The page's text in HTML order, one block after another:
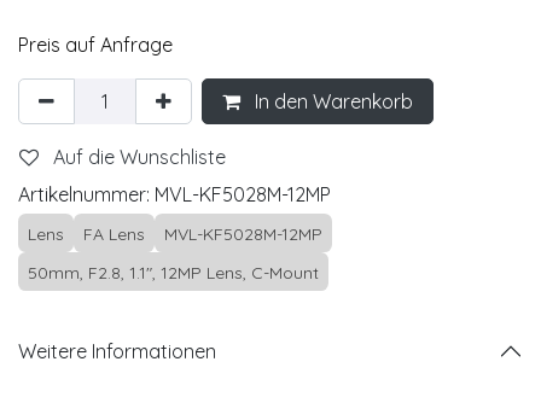
Preis auf Anfrage
In den Warenkorb
Auf die Wunschliste
Artikelnummer: MVL-KF5028M-12MP
Lens FA Lens
MVL-KF5028M-12MP
50mm, F2.8, 1.1", 12MP Lens, C-Mount
Weitere Informationen